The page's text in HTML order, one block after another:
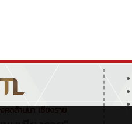
ลล้านนา เชียงราย